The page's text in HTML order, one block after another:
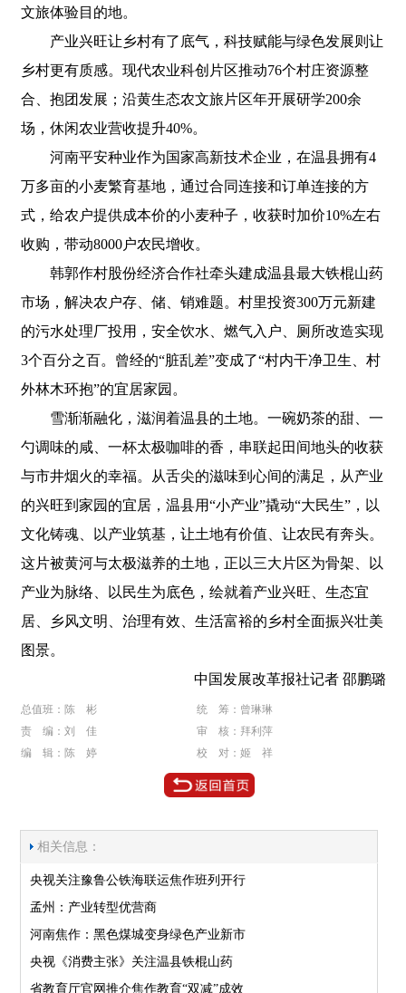
文旅体验目的地。
产业兴旺让乡村有了底气，科技赋能与绿色发展则让
乡村更有质感。现代农业科创片区推动76个村庄资源整
合、抱团发展；沿黄生态农文旅片区年开展研学200余
场，休闲农业营收提升40%。
河南平安种业作为国家高新技术企业，在温县拥有4
万多亩的小麦繁育基地，通过合同连接和订单连接的方
式，给农户提供成本价的小麦种子，收获时加价10%左右
收购，带动8000户农民增收。
韩郭作村股份经济合作社牵头建成温县最大铁棍山药
市场，解决农户存、储、销难题。村里投资300万元新建
的污水处理厂投用，安全饮水、燃气入户、厕所改造实现
3个百分之百。曾经的“脏乱差”变成了“村内干净卫生、村
外林木环抱”的宜居家园。
雪渐渐融化，滋润着温县的土地。一碗奶茶的甜、一
勺调味的咸、一杯太极咖啡的香，串联起田间地头的收获
与市井烟火的幸福。从舌尖的滋味到心间的满足，从产业
的兴旺到家园的宜居，温县用“小产业”撬动“大民生”，以
文化铸魂、以产业筑基，让土地有价值、让农民有奔头。
这片被黄河与太极滋养的土地，正以三大片区为骨架、以
产业为脉络、以民生为底色，绘就着产业兴旺、生态宜
居、乡风文明、治理有效、生活富裕的乡村全面振兴壮美
图景。
中国发展改革报社记者 邵鹏璐
总值班：陈 彬
统 筹：曾琳琳
责 编：刘 佳
审 核：拜利萍
编 辑：陈 婷
校 对：姬 祥
相关信息：
央视关注豫鲁公铁海联运焦作班列开行
孟州：产业转型优营商
河南焦作：黑色煤城变身绿色产业新市
央视《消费主张》关注温县铁棍山药
省教育厅官网推介焦作教育“双减”成效